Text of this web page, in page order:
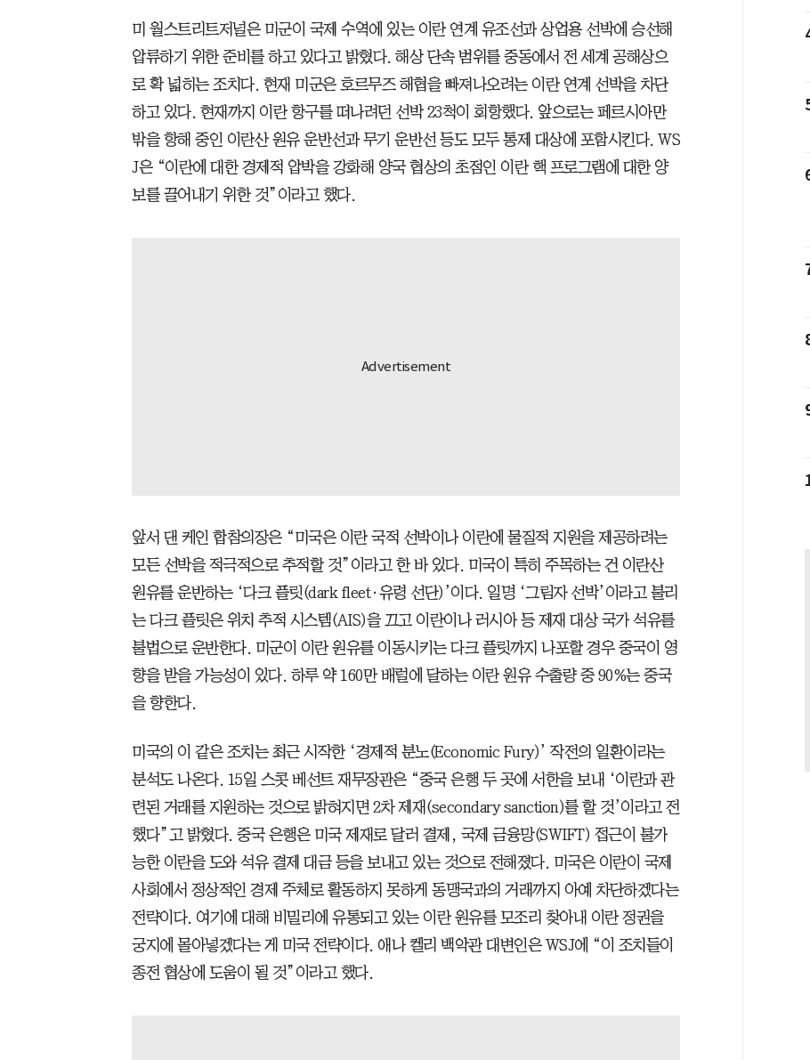
미 월스트리트저널은 미군이 국제 수역에 있는 이란 연계 유조선과 상업용 선박에 승선해
압류하기 위한 준비를 하고 있다고 밝혔다. 해상 단속 범위를 중동에서 전 세계 공해상으
로 확 넓히는 조치다. 현재 미군은 호르무즈 해협을 빠져나오려는 이란 연계 선박을 차단
하고 있다. 현재까지 이란 항구를 떠나려던 선박 23척이 회항했다. 앞으로는 페르시아만
밖을 항해 중인 이란산 원유 운반선과 무기 운반선 등도 모두 통제 대상에 포함시킨다. WS
J은 “이란에 대한 경제적 압박을 강화해 양국 협상의 초점인 이란 핵 프로그램에 대한 양
보를 끌어내기 위한 것”이라고 했다.
앞서 댄 케인 합참의장은 “미국은 이란 국적 선박이나 이란에 물질적 지원을 제공하려는
모든 선박을 적극적으로 추적할 것”이라고 한 바 있다. 미국이 특히 주목하는 건 이란산
원유를 운반하는 ‘다크 플릿(dark fleet·유령 선단)’이다. 일명 ‘그림자 선박’이라고 불리
는 다크 플릿은 위치 추적 시스템(AIS)을 끄고 이란이나 러시아 등 제재 대상 국가 석유를
불법으로 운반한다. 미군이 이란 원유를 이동시키는 다크 플릿까지 나포할 경우 중국이 영
향을 받을 가능성이 있다. 하루 약 160만 배럴에 달하는 이란 원유 수출량 중 90%는 중국
을 향한다.
미국의 이 같은 조치는 최근 시작한 ‘경제적 분노(Economic Fury)’ 작전의 일환이라는
분석도 나온다. 15일 스콧 베선트 재무장관은 “중국 은행 두 곳에 서한을 보내 ‘이란과 관
련된 거래를 지원하는 것으로 밝혀지면 2차 제재(secondary sanction)를 할 것’이라고 전
했다”고 밝혔다. 중국 은행은 미국 제재로 달러 결제, 국제 금융망(SWIFT) 접근이 불가
능한 이란을 도와 석유 결제 대금 등을 보내고 있는 것으로 전해졌다. 미국은 이란이 국제
사회에서 정상적인 경제 주체로 활동하지 못하게 동맹국과의 거래까지 아예 차단하겠다는
전략이다. 여기에 대해 비밀리에 유통되고 있는 이란 원유를 모조리 찾아내 이란 정권을
궁지에 몰아넣겠다는 게 미국 전략이다. 애나 켈리 백악관 대변인은 WSJ에 “이 조치들이
종전 협상에 도움이 될 것”이라고 했다.